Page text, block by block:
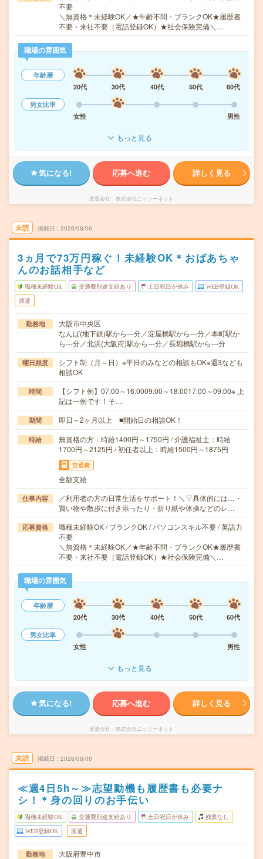
不要
＼無資格＊未経験OK／★年齢不問・ブランクOK★履歴書
不要・来社不要（電話登録OK）★社会保険完備＼…
職場の雰囲気
年齢層
20代
30代 40代 50代
60代
男女比率
女性
男性
もっと見る
気になる! 応募へ進む 詳しく見る
派遣会社 株式会社ニッソーネット
未読 掲載日 2026/08/06
3ヵ月で73万円稼ぐ！未経験OK＊おばあちゃ
んのお話相手など
職種未経験OK 交通費別途支給あり 土日祝日が休み WEB登録OK
派遣
勤務地
大阪市中央区
なんば(地下鉄)駅から---分／淀屋橋駅から---分／本町駅か
ら---分／北浜(大阪府)駅から---分／長堀橋駅から---分
曜日頻度
シフト制（月～日）※平日のみなどの相談もOK※週3なども
相談OK
時間
【シフト例】07:00～16:0009:00～18:0017:00～09:00※ 上
記は一例です！そ…
期間 即日～2ヶ月以上 ■開始日の相談OK！
時給
無資格の方：時給1400円～1750円 / 介護福祉士：時給
1700円～2125円 / 初任者以上：時給1500円～1875円
交通費
全額支給
仕事内容
／利用者の方の日常生活をサポート！＼▽具体的には…・
買い物や散歩に付き添ったり・折り紙や体操などのレ…
応募資格
職種未経験OK / ブランクOK / パソコンスキル不要 / 英語力
不要
＼無資格＊未経験OK／★年齢不問・ブランクOK★履歴書
不要・来社不要（電話登録OK）★社会保険完備＼…
職場の雰囲気
年齢層
20代
30代 40代 50代
60代
男女比率
女性
男性
もっと見る
気になる! 応募へ進む 詳しく見る
派遣会社 株式会社ニッソーネット
未読 掲載日 2026/08/06
≪週4日5h～≫志望動機も履歴書も必要ナ
シ！＊身の回りのお手伝い
職種未経験OK 交通費別途支給あり 土日祝日が休み 残業なし
WEB登録OK 派遣
勤務地
大阪府豊中市